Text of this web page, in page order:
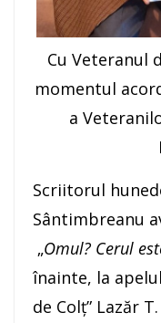
Cu Veteranul
momentul
a
Scriitorul
Sântimbreanu
„Omul? Cerul
înainte, la
de Colț” Lazăr